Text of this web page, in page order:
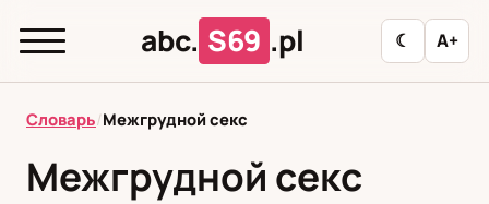
abc. S69 .pl ☾ A+
abc. S69
Словарь/Межгрудной секс
Межгрудной секс